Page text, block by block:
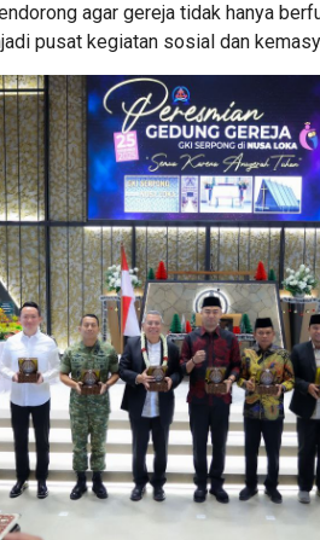
agar gereja tidak hanya
pusat kegiatan sosial dan